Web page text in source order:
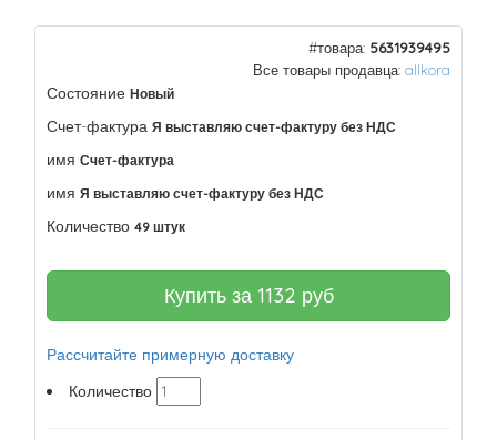
#товара: 5631939495
Все товары продавца: allkora
Состояние Новый
Счет-фактура Я выставляю счет-фактуру без НДС
имя Счет-фактура
имя Я выставляю счет-фактуру без НДС
Количество 49 штук
Купить за 1132 руб
Рассчитайте примерную доставку
Количество